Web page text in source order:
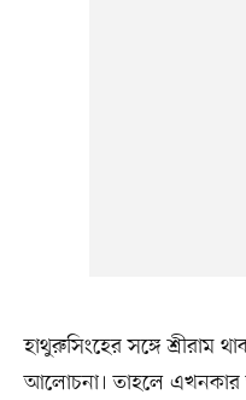
হাথুরুসিংহের সঙ্গে শ্রীরাম
আলোচনা। তাহলে এখনকার